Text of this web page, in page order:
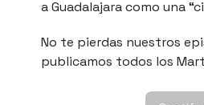
a Guadalajara como una
No te pierdas nuestros
publicamos todos los